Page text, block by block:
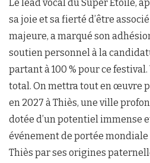
Le lead vocal du Super Etoile,
sa joie et sa fierté d’être
majeure, a marqué son
soutien personnel à la
partant à 100 % pour ce
total. On mettra tout en œuvre
en 2027 à Thiès, une ville
dotée d’un potentiel immense
événement de portée
Thiès par ses origines